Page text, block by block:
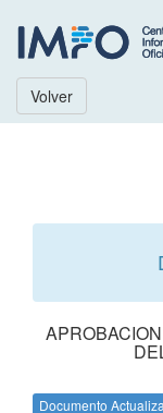
Volver
Documento